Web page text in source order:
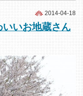
2014-04-18
いお地蔵さん